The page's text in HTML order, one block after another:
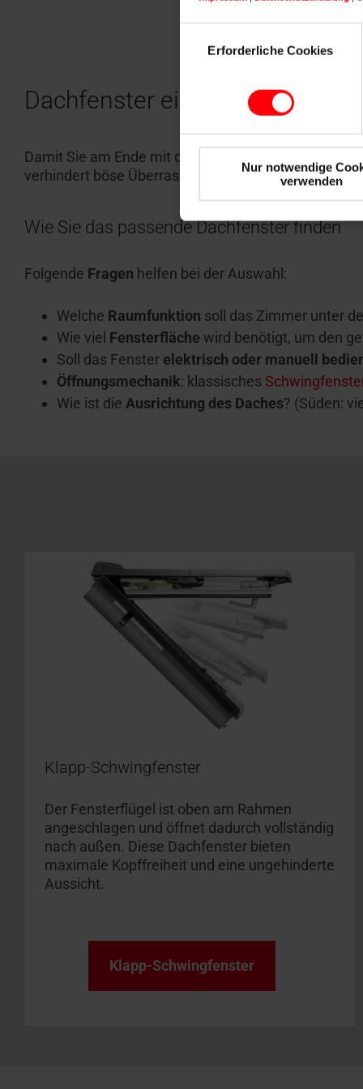
Erforderliche Cookies
Nur notwendige
verwenden
Dachfenster einbauen: So
Damit Sie am Ende mit dem Ergebnis zufrieden sind,
verhindert böse Überraschungen.
Wie Sie das passende Dachfenster finden
Folgende Fragen helfen bei der Auswahl:
Welche Raumfunktion soll das Zimmer unter
Wie viel Fensterfläche wird benötigt, um den
Soll das Fenster elektrisch oder manuell
Öffnungsmechanik: klassisches
Wie ist die Ausrichtung des Daches? (Süden:
Klapp-Schwingfenster
Der Fensterflügel ist oben am Rahmen
angeschlagen und öffnet dadurch vollständig
nach außen. Diese Dachfenster bieten
maximale Kopffreiheit und eine ungehinderte
Aussicht.
Klapp-Schwingfenster